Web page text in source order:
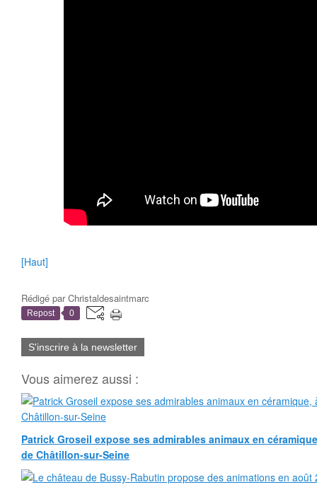
[Haut]
Rédigé parChristaldesaintmarc
Repost 0
S'inscrire à la newsletter
Vous aimerez aussi :
Patrick Groseil expose ses admirables animaux en
de Châtillon-sur-Seine